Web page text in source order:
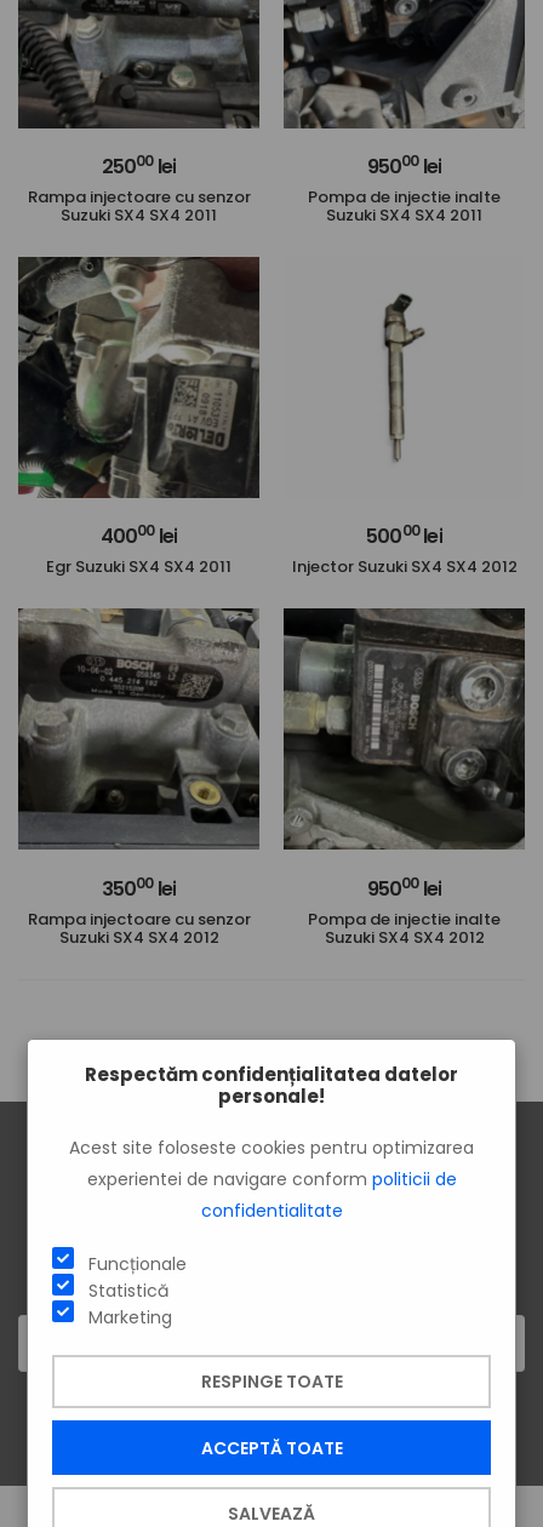
25000lei
Rampa injectoare cu senzor
Suzuki SX4 SX4 2011
95000lei
Pompa de injectie inalte
Suzuki SX4 SX4 2011
40000lei
Egr Suzuki SX4 SX4 2011
50000lei
Injector Suzuki SX4 SX4 2012
35000lei
Rampa injectoare cu senzor
Suzuki SX4 SX4 2012
95000lei
Pompa de injectie inalte
Suzuki SX4 SX4 2012
Vei afla primul despre cele mai noi produse și cele mai tari
ÎNSCRIE-TE
Respectăm confidențialitatea datelor
personale!
Acest site foloseste cookies pentru optimizarea
experientei de navigare conform politicii de
confidentialitate
Funcționale
Statistică
Marketing
RESPINGE TOATE
ACCEPTĂ TOATE
SALVEAZĂ